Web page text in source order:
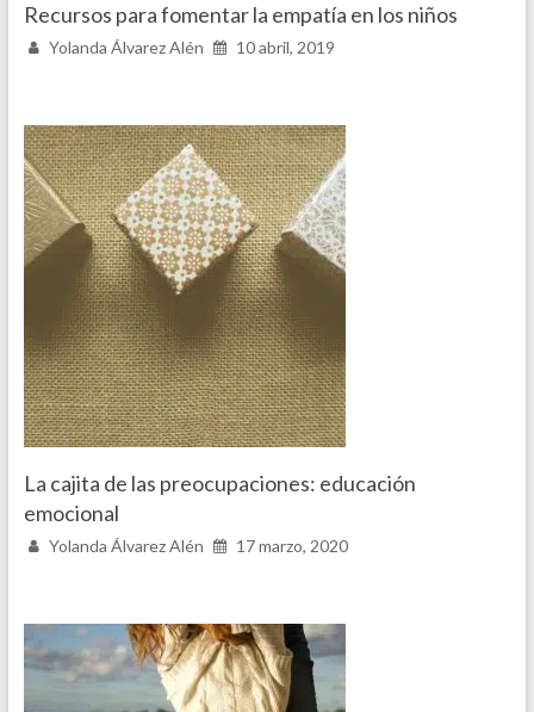
Recursos para fomentar la empatía en los niños
Yolanda Álvarez Alén 10 abril, 2019
La cajita de las preocupaciones: educación
emocional
Yolanda Álvarez Alén 17 marzo, 2020